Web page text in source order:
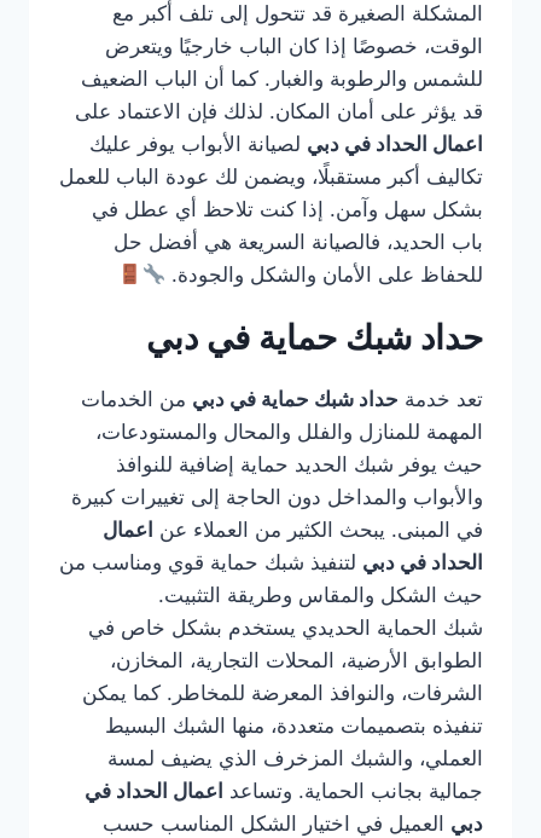
المشكلة الصغيرة قد تتحول إلى تلف أكبر مع
الوقت، خصوصًا إذا كان الباب خارجيًا ويتعرض
للشمس والرطوبة والغبار. كما أن الباب الضعيف
قد يؤثر على أمان المكان. لذلك فإن الاعتماد على
اعمال الحداد في دبي لصيانة الأبواب يوفر عليك
تكاليف أكبر مستقبلًا، ويضمن لك عودة الباب للعمل
بشكل سهل وآمن. إذا كنت تلاحظ أي عطل في
باب الحديد، فالصيانة السريعة هي أفضل حل
للحفاظ على الأمان والشكل والجودة.
حداد شبك حماية في دبي
تعد خدمة حداد شبك حماية في دبي من الخدمات
المهمة للمنازل والفلل والمحال والمستودعات،
حيث يوفر شبك الحديد حماية إضافية للنوافذ
والأبواب والمداخل دون الحاجة إلى تغييرات كبيرة
في المبنى. يبحث الكثير من العملاء عن اعمال
الحداد في دبي لتنفيذ شبك حماية قوي ومناسب من
حيث الشكل والمقاس وطريقة التثبيت.
شبك الحماية الحديدي يستخدم بشكل خاص في
الطوابق الأرضية، المحلات التجارية، المخازن،
الشرفات، والنوافذ المعرضة للمخاطر. كما يمكن
تنفيذه بتصميمات متعددة، منها الشبك البسيط
العملي، والشبك المزخرف الذي يضيف لمسة
جمالية بجانب الحماية. وتساعد اعمال الحداد في
دبي العميل في اختيار الشكل المناسب حسب